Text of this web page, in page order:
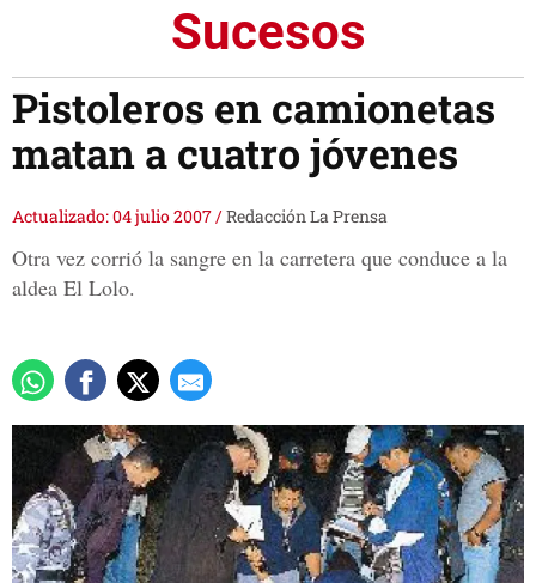
Sucesos
Pistoleros en camionetas
matan a cuatro jóvenes
Actualizado: 04 julio 2007/Redacción La Prensa
Otra vez corrió la sangre en la carretera que conduce a la
aldea El Lolo.